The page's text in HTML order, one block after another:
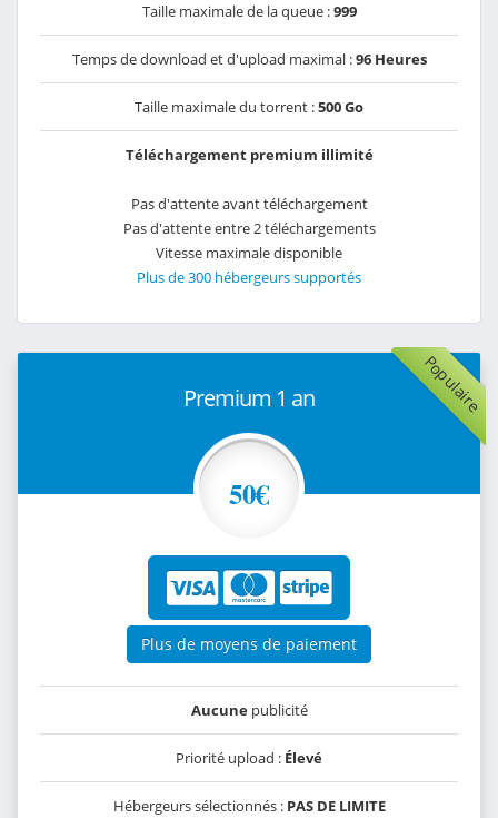
Taille maximale de la queue :999
Temps de download et d'upload maximal :96 Heures
Taille maximale du torrent :500 Go
Téléchargement premium illimité
Pas d'attente avant téléchargement
Pas d'attente entre 2 téléchargements
Vitesse maximale disponible
Plus de 300 hébergeurs supportés
Populaire
Premium 1 an
50€
Plus de moyens de paiement
Aucunepublicité
Priorité upload : Élevé
Hébergeurs sélectionnés : PAS DE LIMITE